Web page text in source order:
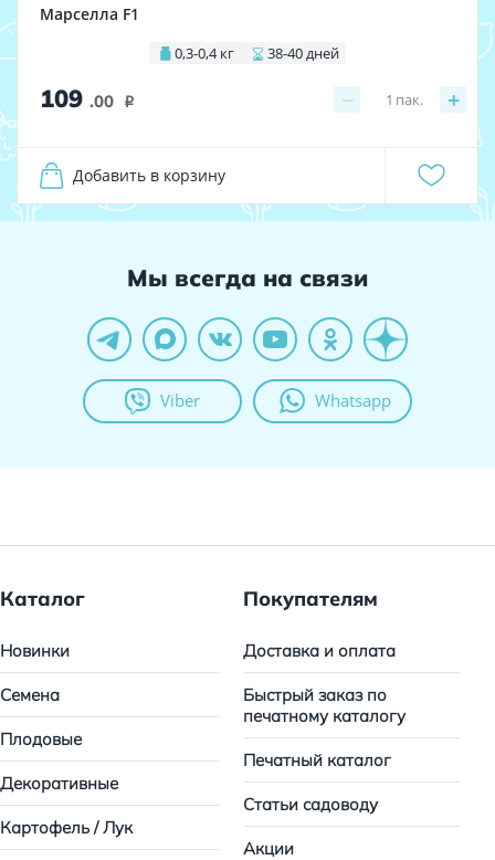
Марселла F1
0,3-0,4 кг 38-40 дней
109 .00 i − +
1 пак.
Добавить в корзину
Мы всегда на связи
Viber Whatsapp
Каталог
Новинки
Семена
Плодовые
Декоративные
Картофель / Лук
Покупателям
Доставка и оплата
Быстрый заказ по
печатному каталогу
Печатный каталог
Статьи садоводу
Акции